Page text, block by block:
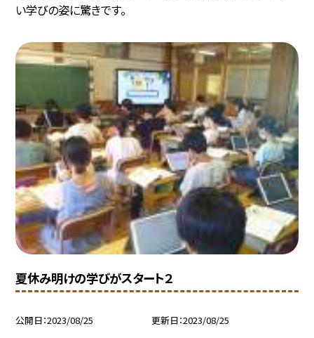
い学びの姿に驚きです。
夏休み明けの学びがスタート２
公開日 2023/08/25 更新日 2023/08/25